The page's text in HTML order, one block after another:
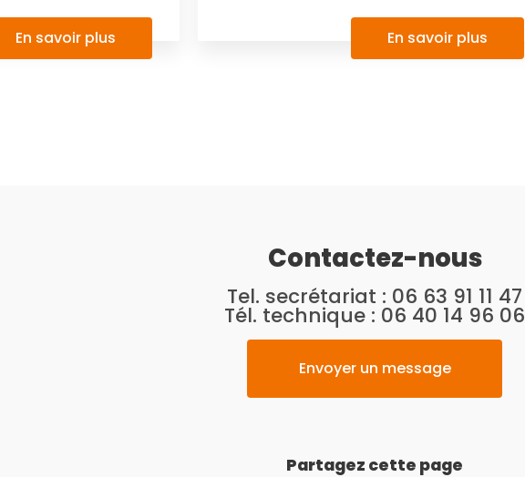
En savoir plus En savoir plus
Contactez-nous
Tel. secrétariat : 06 63 91 11 47
Tél. technique : 06 40 14 96 06
Envoyer un message
Partagez cette page